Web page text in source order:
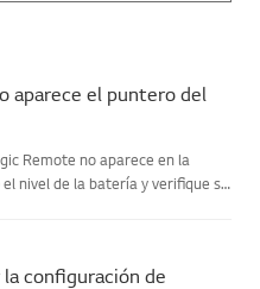
aparece el puntero del
Remote no aparece en la
nivel de la batería y verifique si
configuración de